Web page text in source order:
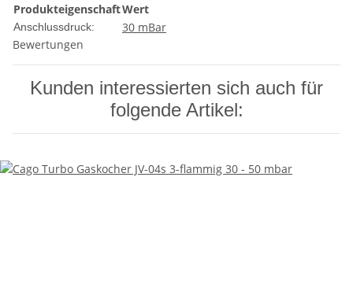
ProdukteigenschaftWert
Anschlussdruck:
30 mBar
Bewertungen
Kunden interessierten sich auch für
folgende Artikel: